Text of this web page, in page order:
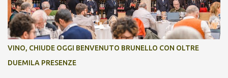
VINO, CHIUDE OGGI BENVENUTO BRUNELLO CON OLTRE
DUEMILA PRESENZE